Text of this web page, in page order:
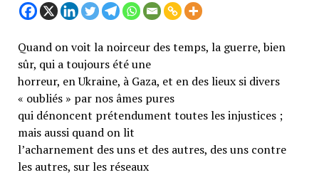
Quand on voit la noirceur des temps, la guerre, bien
sûr, qui a toujours été une
horreur, en Ukraine, à Gaza, et en des lieux si divers
« oubliés » par nos âmes pures
qui dénoncent prétendument toutes les injustices ;
mais aussi quand on lit
l’acharnement des uns et des autres, des uns contre
les autres, sur les réseaux